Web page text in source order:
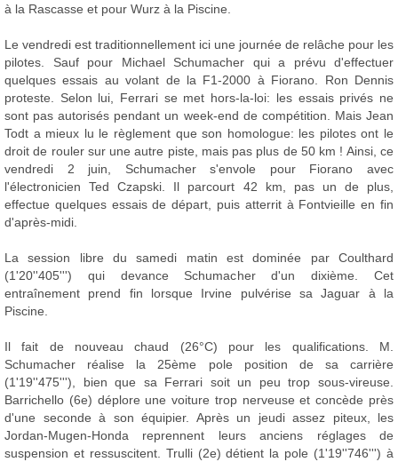
à la Rascasse et pour Wurz à la Piscine.
Le vendredi est traditionnellement ici une journée de relâche pour les
pilotes. Sauf pour Michael Schumacher qui a prévu d'effectuer
quelques essais au volant de la F1-2000 à Fiorano. Ron Dennis
proteste. Selon lui, Ferrari se met hors-la-loi: les essais privés ne
sont pas autorisés pendant un week-end de compétition. Mais Jean
Todt a mieux lu le règlement que son homologue: les pilotes ont le
droit de rouler sur une autre piste, mais pas plus de 50 km ! Ainsi, ce
vendredi 2 juin, Schumacher s'envole pour Fiorano avec
l'électronicien Ted Czapski. Il parcourt 42 km, pas un de plus,
effectue quelques essais de départ, puis atterrit à Fontvieille en fin
d'après-midi.
La session libre du samedi matin est dominée par Coulthard
(1'20''405''') qui devance Schumacher d'un dixième. Cet
entraînement prend fin lorsque Irvine pulvérise sa Jaguar à la
Piscine.
Il fait de nouveau chaud (26°C) pour les qualifications. M.
Schumacher réalise la 25ème pole position de sa carrière
(1'19''475'''), bien que sa Ferrari soit un peu trop sous-vireuse.
Barrichello (6e) déplore une voiture trop nerveuse et concède près
d'une seconde à son équipier. Après un jeudi assez piteux, les
Jordan-Mugen-Honda reprennent leurs anciens réglages de
suspension et ressuscitent. Trulli (2e) détient la pole (1'19''746''') à